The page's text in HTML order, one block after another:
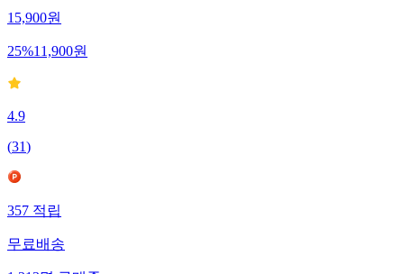
15,900원
25%11,900원
4.9
(31)
357적립
무료배송